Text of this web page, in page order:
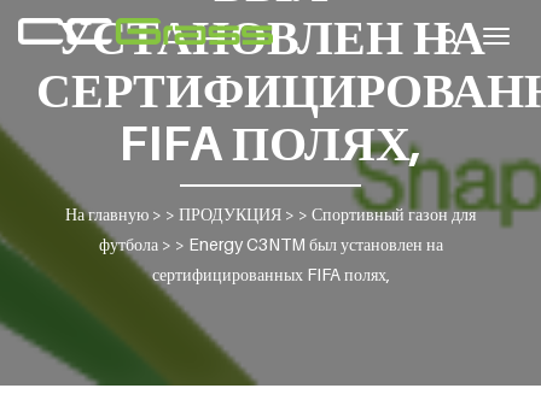
УСТАНОВЛЕН НА
FIFA ПОЛЯХ,
На главную > > ПРОДУКЦИЯ > > Спортивный газон для
футбола> > Energy C3NTM был установлен на
сертифицированных FIFA полях,